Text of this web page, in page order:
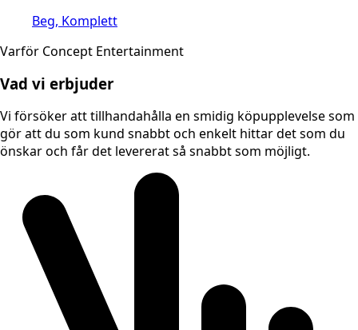
Beg, Komplett
Varför Concept Entertainment
Vad vi erbjuder
Vi försöker att tillhandahålla en smidig köpupplevelse som
gör att du som kund snabbt och enkelt hittar det som du
önskar och får det levererat så snabbt som möjligt.